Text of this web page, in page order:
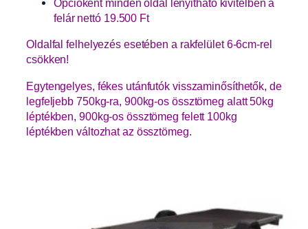
Opcióként minden oldal lenyitható kivitelben a
felár nettó 19.500 Ft
Oldalfal felhelyezés esetében a rakfelület 6-6cm-rel
csökken!
Egytengelyes, fékes utánfutók visszaminősíthetők, de
legfeljebb 750kg-ra, 900kg-os össztömeg alatt 50kg
léptékben, 900kg-os össztömeg felett 100kg
léptékben változhat az össztömeg.